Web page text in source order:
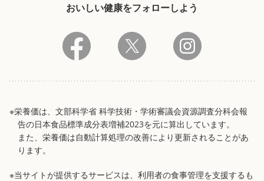
おいしい健康をフォローしよう
※栄養価は、文部科学省 科学技術・学術審議会資源調査分科会報
告の日本食品標準成分表増補2023を元に算出しています。
また、栄養価は自動計算処理の改善により更新されることがあ
ります。
※当サイトが提供するサービスは、利用者の食事管理を支援するも